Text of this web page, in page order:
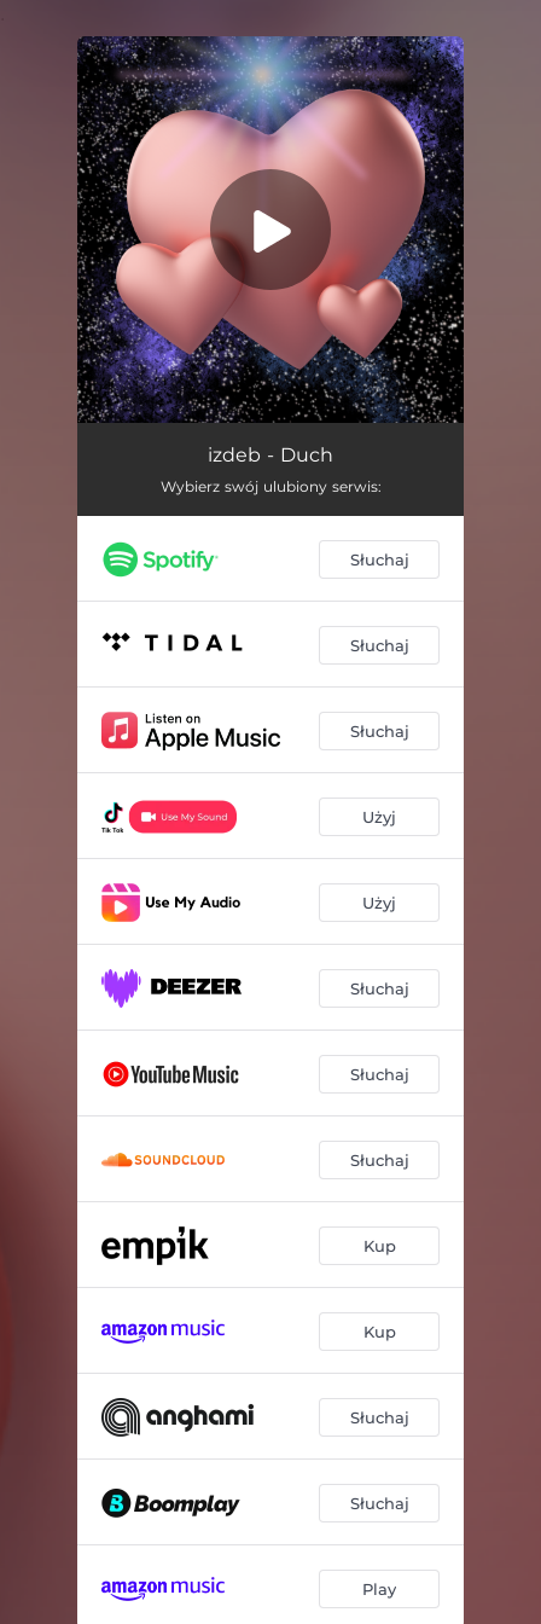
You're all set!
izdeb - Duch
Wybierz swój ulubiony serwis:
Słuchaj
Słuchaj
Słuchaj
Użyj
Użyj
Słuchaj
Słuchaj
Słuchaj
Kup
Kup
Słuchaj
Słuchaj
Play